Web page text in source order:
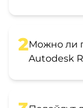
2Можно ли
Autodesk